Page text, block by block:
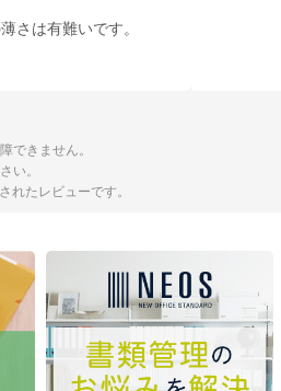
さは有難いです。
できません。
い。
れたレビューです。